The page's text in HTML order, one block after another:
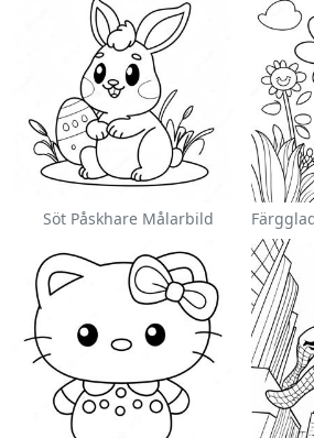
Söt Påskhare Målarbild